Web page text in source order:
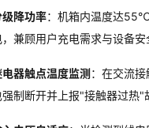
降功率：机箱内温度达
兼顾用户充电需求与设备安
器触点温度监测：在交流
制断开并上报"接触器过热"